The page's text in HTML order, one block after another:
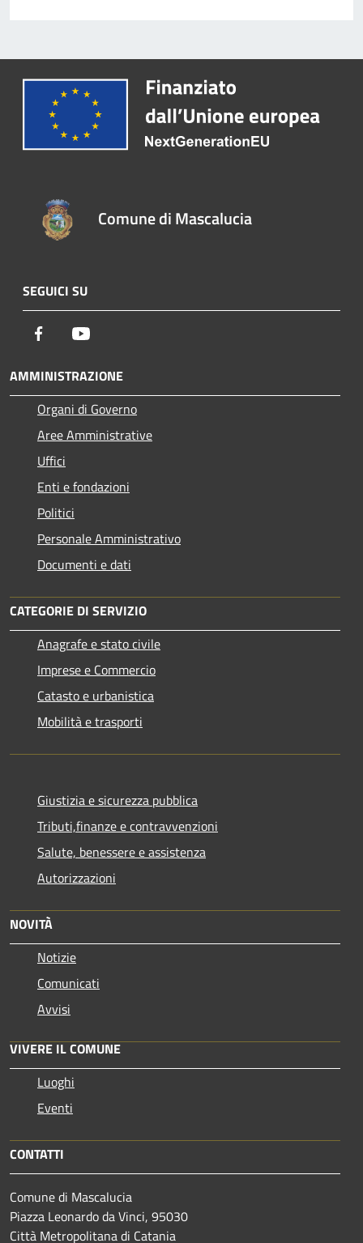
Comune di Mascalucia
SEGUICI SU
Facebook
AMMINISTRAZIONE
Organi di Governo
Aree Amministrative
Uffici
Enti e fondazioni
Politici
Personale Amministrativo
Documenti e dati
CATEGORIE DI SERVIZIO
Anagrafe e stato civile
Imprese e Commercio
Catasto e urbanistica
Mobilità e trasporti
Giustizia e sicurezza pubblica
Tributi,finanze e contravvenzioni
Salute, benessere e assistenza
Autorizzazioni
NOVITÀ
Notizie
Comunicati
Avvisi
VIVERE IL COMUNE
Luoghi
Eventi
CONTATTI
Comune di Mascalucia
Piazza Leonardo da Vinci, 95030
Città Metropolitana di Catania